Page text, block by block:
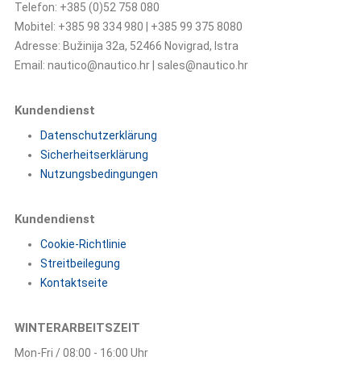
Telefon: +385 (0)52 758 080
Mobitel: +385 98 334 980 | +385 99 375 8080
Adresse: Bužinija 32a, 52466 Novigrad, Istra
Email: nautico@nautico.hr | sales@nautico.hr
Kundendienst
Datenschutzerklärung
Sicherheitserklärung
Nutzungsbedingungen
Kundendienst
Cookie-Richtlinie
Streitbeilegung
Kontaktseite
WINTERARBEITSZEIT
Mon-Fri / 08:00 - 16:00 Uhr